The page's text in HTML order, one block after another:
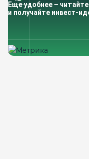
Еще удобнее –
и получайте инвест-